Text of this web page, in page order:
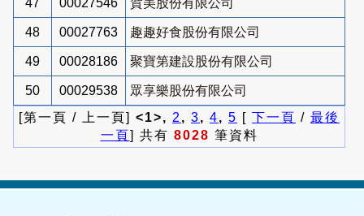
48 00027763 趣趣好食股份有限公司
49 00028186 聚寶第建設股份有限公司
50 00029538
眾享樂股份有限公司
[第一頁 / 上一頁] <1>, 2 , 3, 4, 5 [ 下一頁 / 最後
一頁] 共有 8028 筆資料